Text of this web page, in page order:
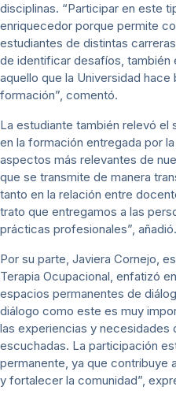
disciplinas. “Participar en este
enriquecedor porque permite
estudiantes de distintas
de identificar desafíos,
aquello que la Universidad
formación”, comentó.
La estudiante también relevó el
en la formación entregada por
aspectos más relevantes de
que se transmite de manera
tanto en la relación entre
trato que entregamos a las
prácticas profesionales”, añadió.
Por su parte, Javiera Cornejo,
Terapia Ocupacional, enfatizó
espacios permanentes de
diálogo como este es muy
las experiencias y necesidades
escuchadas. La participación
permanente, ya que contribuye
y fortalecer la comunidad”,